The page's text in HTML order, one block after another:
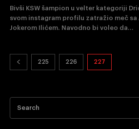
Bivši KSW šampion u velter kategoriji
svom instagram profilu zatražio meč sa
Jokerom Ilićem. Navodno bi voleo da...
225 226 227
Search